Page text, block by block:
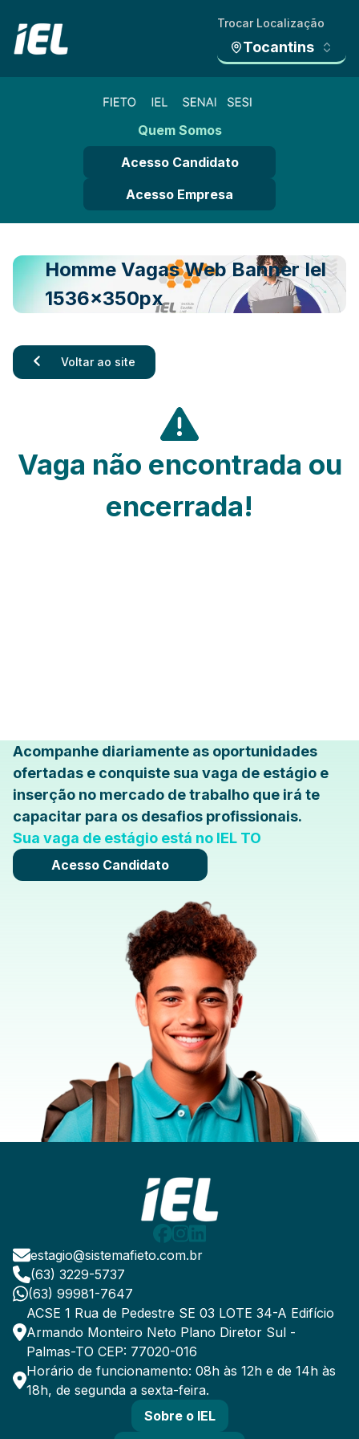
Trocar Localização
Tocantins
Quem Somos
Acesso Candidato
Acesso Empresa
Homme Vagas Web Banner Iel
1536x350px
Voltar ao site
Vaga não encontrada ou
encerrada!
Acompanhe diariamente as oportunidades
ofertadas e conquiste sua vaga de estágio e
inserção no mercado de trabalho que irá te
capacitar para os desafios profissionais.
Sua vaga de estágio está no IEL TO
Acesso Candidato
estagio@sistemafieto.com.br
(63) 3229-5737
(63) 99981-7647
ACSE 1 Rua de Pedestre SE 03 LOTE 34-A Edifício
Armando Monteiro Neto Plano Diretor Sul -
Palmas-TO CEP: 77020-016
Horário de funcionamento: 08h às 12h e de 14h às
18h, de segunda a sexta-feira.
Sobre o IEL